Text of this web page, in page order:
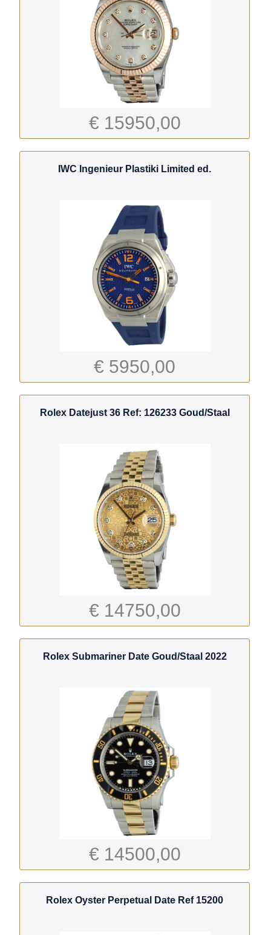
€ 15950,00
IWC Ingenieur Plastiki Limited ed.
€ 5950,00
Rolex Datejust 36 Ref: 126233 Goud/Staal
€ 14750,00
Rolex Submariner Date Goud/Staal 2022
€ 14500,00
Rolex Oyster Perpetual Date Ref 15200